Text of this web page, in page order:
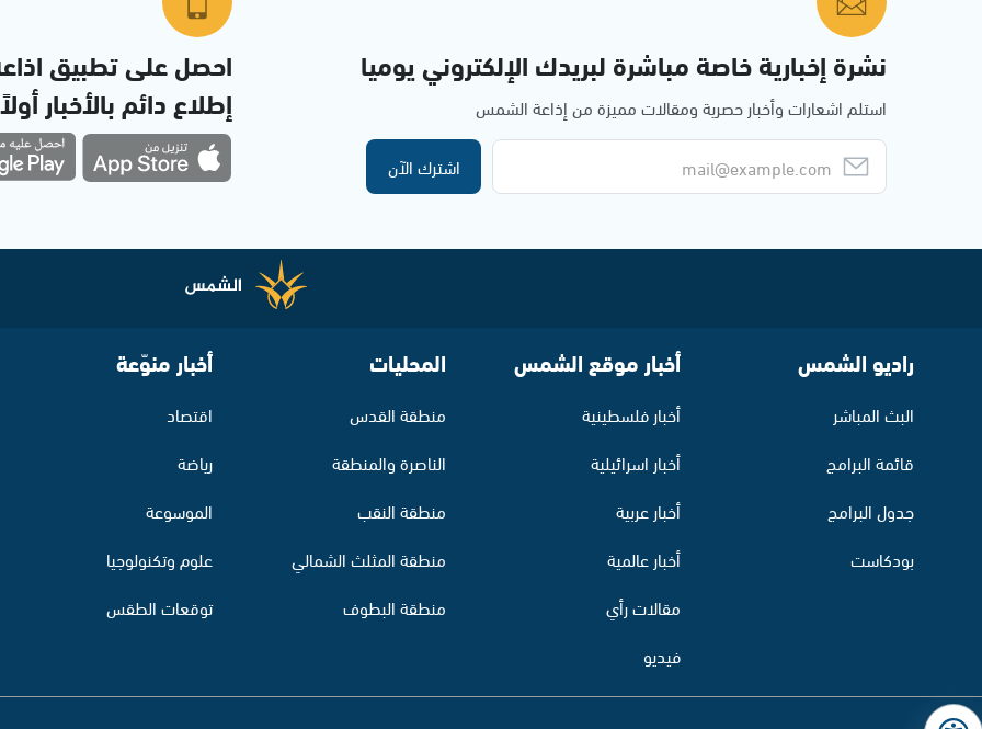
نشرة إخبارية خاصة مباشرة لبريدك الإلكتروني يوميا
استلم اشعارات وأخبار حصرية ومقالات مميزة من إذاعة الشمس
اشترك الآن
احصل على تطبيق
إطلاع دائم بالأخبار
راديو الشمس
البث المباشر
قائمة البرامج
جدول البرامج
بودكاست
أخبار موقع الشمس
أخبار فلسطينية
أخبار اسرائيلية
أخبار عربية
أخبار عالمية
مقالات رأي
فيديو
المحليات
منطقة القدس
الناصرة والمنطقة
منطقة النقب
منطقة المثلث الشمالي
منطقة البطوف
أخبار منوّعة
اقتصاد
رياضة
الموسوعة
علوم وتكنولوجيا
توقعات الطقس